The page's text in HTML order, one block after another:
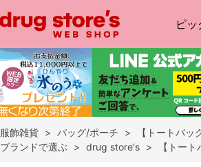
ピ
服飾雑貨 > バッグ/ポーチ >
【トートバ
ブランドで選ぶ > drug store's > 【トー